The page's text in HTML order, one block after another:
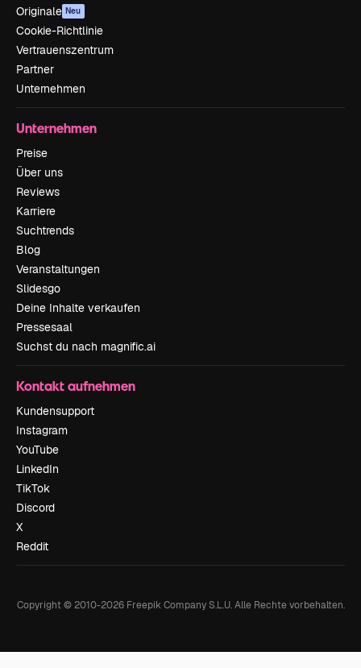
Originale Neu
Cookie-Richtlinie
Vertrauenszentrum
Partner
Unternehmen
Unternehmen
Preise
Über uns
Reviews
Karriere
Suchtrends
Blog
Veranstaltungen
Slidesgo
Deine Inhalte verkaufen
Pressesaal
Suchst du nach magnific.ai
Kontakt aufnehmen
Kundensupport
Instagram
YouTube
LinkedIn
TikTok
Discord
X
Reddit
Copyright © 2010-2026Freepik Company S.L.U. Alle Rechte vorbehalten.